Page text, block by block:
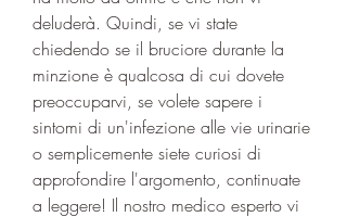
deluderà. Quindi, se vi state
chiedendo se il bruciore durante la
minzione è qualcosa di cui dovete
preoccuparvi, se volete sapere i
sintomi di un'infezione alle vie urinarie
o semplicemente siete curiosi di
approfondire l'argomento, continuate
a leggere! Il nostro medico esperto vi